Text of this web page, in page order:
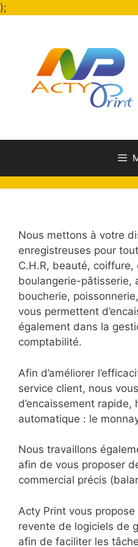
);
Nous mettons à votre
enregistreuses pour
C.H.R, beauté,
boulangerie-pâtisserie,
boucherie,
vous permettent
également dans la
comptabilité.
Afin d’améliorer
service client, nous
d’encaissement rapide,
automatique : le
Nous travaillons
afin de vous proposer
commercial précis
Acty Print vous
revente de logiciels de
afin de faciliter les